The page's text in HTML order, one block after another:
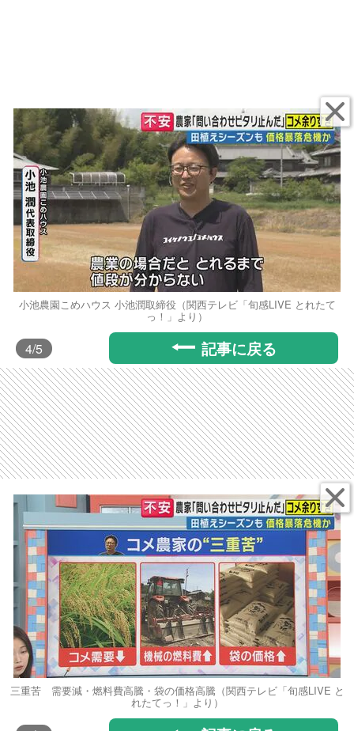
小池農園こめハウス 小池潤取締役（関西テレビ「旬感LIVE とれたて
っ！」より）
4/5 記事に戻る
三重苦 需要減・燃料費高騰・袋の価格高騰（関西テレビ「旬感LIVE と
れたてっ！」より）